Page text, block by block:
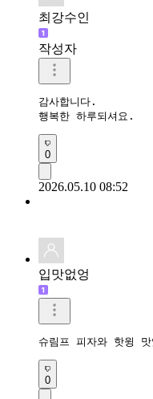
최강수인
작성자
감사합니다.
행복한 하루되셔요.
0
2026.05.10 08:52
입맛없엉
슈림프 피자와 핫윙
0